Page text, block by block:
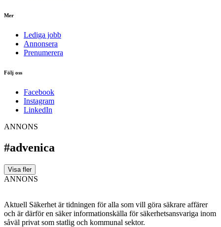
Mer
Lediga jobb
Annonsera
Prenumerera
Följ oss
Facebook
Instagram
LinkedIn
ANNONS
#advenica
Visa fler
ANNONS
Aktuell Säkerhet är tidningen för alla som vill göra säkrare affärer
och är därför en säker informationskälla för säkerhets­ansvariga inom
såväl privat som statlig och kommunal sektor.